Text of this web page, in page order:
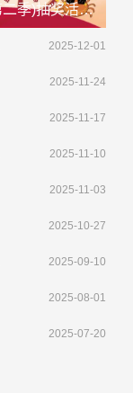
关于发布新海航"飞飞乐"周二幸运夜(第二季)抽奖活动延期公告的通知
2025-12-01
2025-11-24
2025-11-17
2025-11-10
2025-11-03
2025-10-27
2025-09-10
2025-08-01
2025-07-20